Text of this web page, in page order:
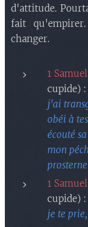
d'attitude.
fait
changer.
1
cupide) :
j'ai
obéi à
écouté
mon
1
cupide) :
je te